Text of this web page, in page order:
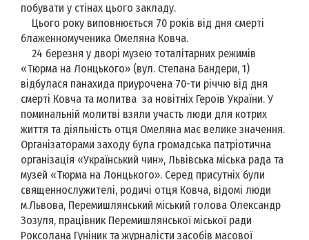
побувати у стінах цього закладу.
Цього року виповнюється 70 років від дня смерті
блаженномученика Омеляна Ковча.
24 березня у дворі музею тоталітарних режимів
«Тюрма на Лонцького» (вул. Степана Бандери, 1)
відбулася панахида приурочена 70-ти річчю від дня
смерті Ковча та молитва за новітніх Героїв України. У
поминальній молитві взяли участь люди для котрих
життя та діяльність отця Омеляна має велике значення.
Організаторами заходу була громадська патріотична
організація «Український чин», Львівська міська рада та
музей «Тюрма на Лонцького». Серед присутніх були
священнослужителі, родичі отця Ковча, відомі люди
м.Львова, Перемишлянський міський голова Олександр
Зозуля, працівник Перемишлянської міської ради
Роксолана Гуніник та журналісти засобів масової